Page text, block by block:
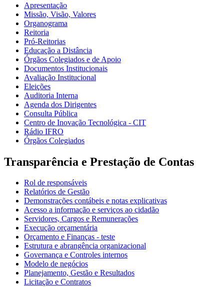
Apresentação
Missão, Visão, Valores
Organograma
Reitoria
Pró-Reitorias
Educação a Distância
Órgãos Colegiados e de Apoio
Documentos Institucionais
Avaliação Institucional
Eleições
Auditoria Interna
Agenda dos Dirigentes
Consulta Pública
Centro de Inovação Tecnológica - CIT
Rádio IFRO
Órgãos Colegiados
Transparência e Prestação de Contas
Rol de responsáveis
Relatórios de Gestão
Demonstrações contábeis e notas explicativas
Acesso a informação e serviços ao cidadão
Servidores, Cargos e Remunerações
Execução orçamentária
Orçamento e Finanças - teste
Estrutura e abrangência organizacional
Governança e Controles internos
Modelo de negócios
Planejamento, Gestão e Resultados
Licitação e Contratos